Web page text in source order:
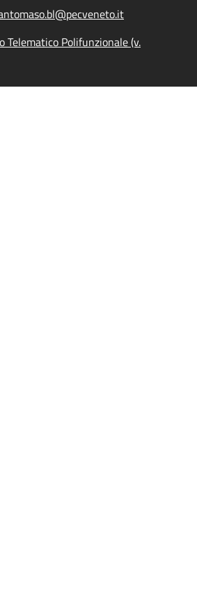
Telematico Polifunzionale (v.